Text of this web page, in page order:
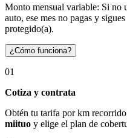
Monto mensual variable: Si no
auto, ese mes no pagas y sigues
protegido(a).
¿Cómo funciona?
01
Cotiza y contrata
Obtén tu tarifa por km
miituo y elige el plan de